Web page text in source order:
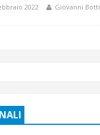
2022 Giovanni Botti